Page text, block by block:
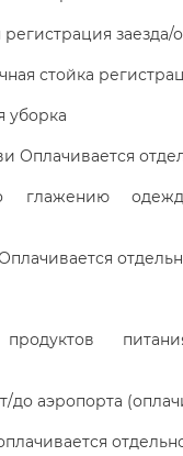
заезда/
стойка
уборка
Оплачивается
глажению
до аэропорта